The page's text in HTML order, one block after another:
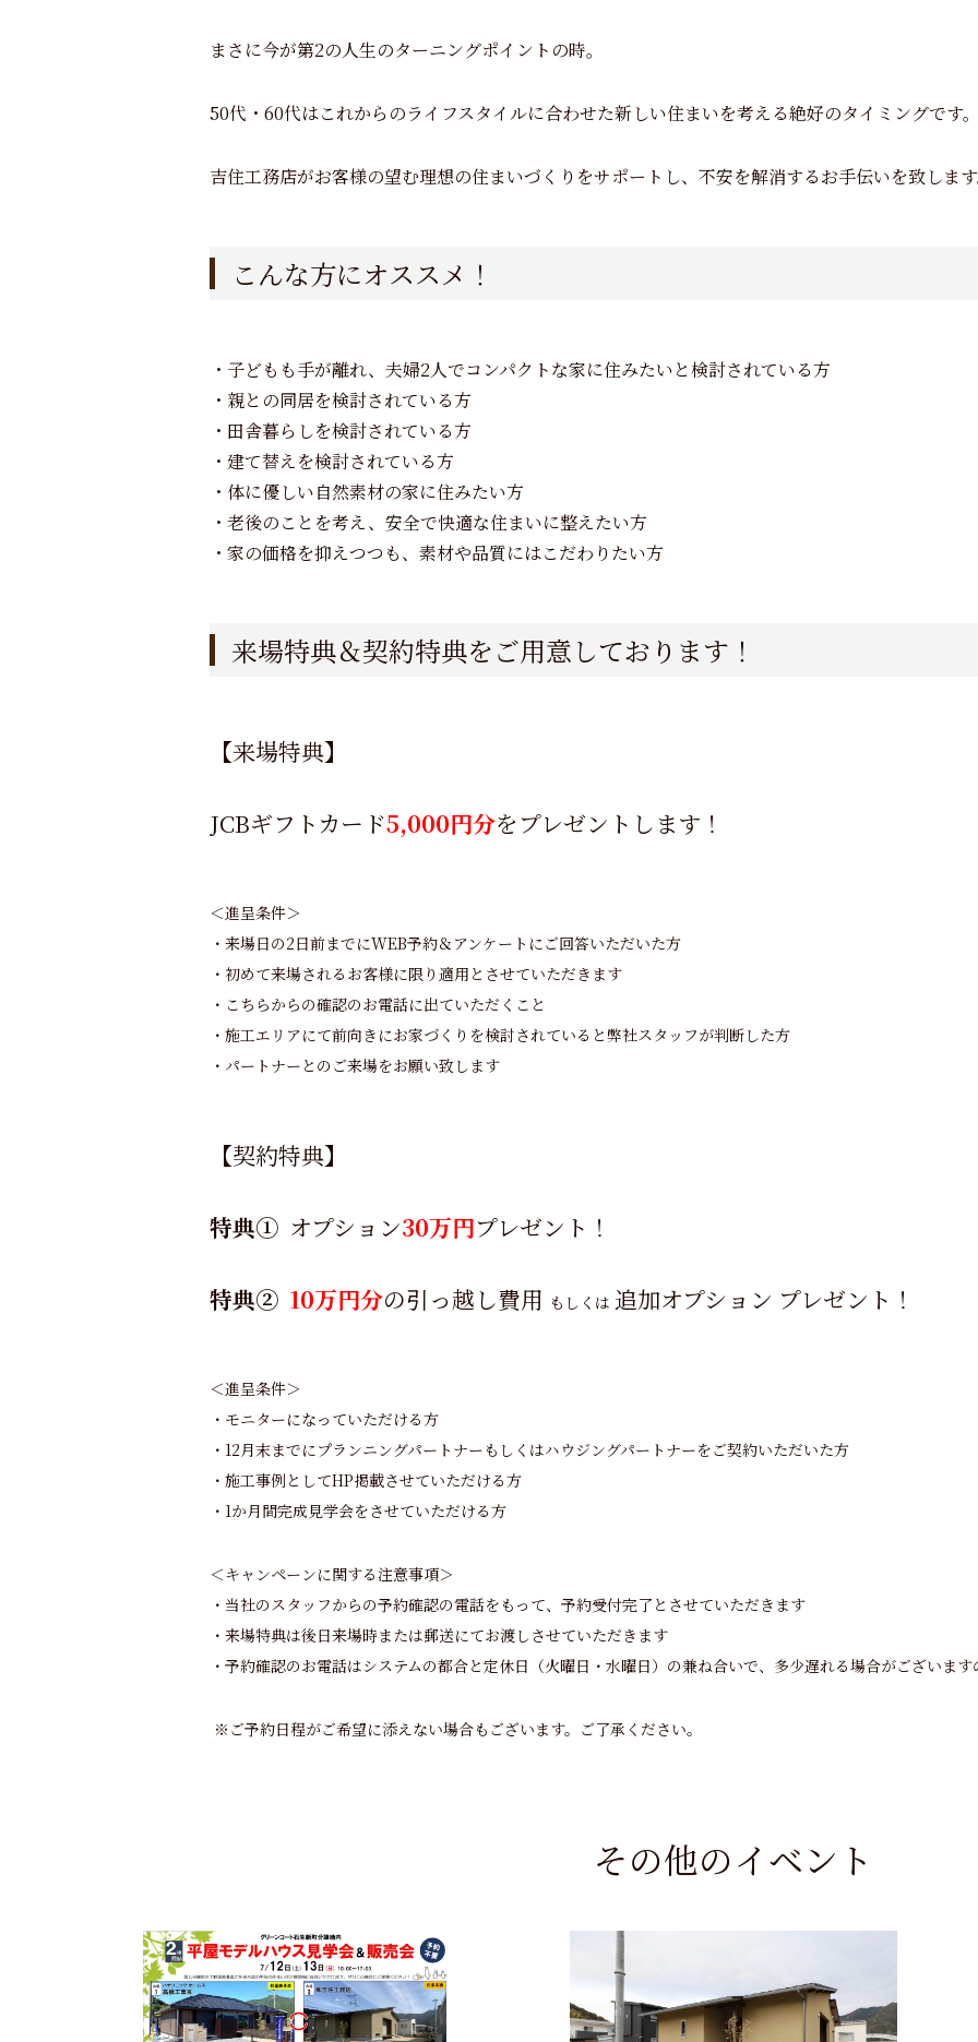
まさに今が第2の人生のターニングポイントの時。
50代・60代はこれからのライフスタイルに合わせた新しい住まいを考える絶好のタイミングです。
吉住工務店がお客様の望む理想の住まいづくりをサポートし、不安を解消するお手伝いを致します
こんな方にオススメ！
・子どもも手が離れ、夫婦2人でコンパクトな家に住みたいと検討されている方
・親との同居を検討されている方
・田舎暮らしを検討されている方
・建て替えを検討されている方
・体に優しい自然素材の家に住みたい方
・老後のことを考え、安全で快適な住まいに整えたい方
・家の価格を抑えつつも、素材や品質にはこだわりたい方
来場特典＆契約特典をご用意しております！
【来場特典】
JCBギフトカード5,000円分をプレゼントします！
＜進呈条件＞
・来場日の2日前までにWEB予約＆アンケートにご回答いただいた方
・初めて来場されるお客様に限り適用とさせていただきます
・こちらからの確認のお電話に出ていただくこと
・施工エリアにて前向きにお家づくりを検討されていると弊社スタッフが判断した方
・パートナーとのご来場をお願い致します
【契約特典】
特典① オプション30万円プレゼント！
特典② 10万円分の引っ越し費用 もしくは 追加オプション プレゼント！
＜進呈条件＞
・モニターになっていただける方
・12月末までにプランニングパートナーもしくはハウジングパートナーをご契約いただいた方
・施工事例としてHP掲載させていただける方
・1か月間完成見学会をさせていただける方
＜キャンペーンに関する注意事項＞
・当社のスタッフからの予約確認の電話をもって、予約受付完了とさせていただきます
・来場特典は後日来場時または郵送にてお渡しさせていただきます
・予約確認のお電話はシステムの都合と定休日（火曜日・水曜日）の兼ね合いで、多少遅れる場合がございま
※ ご予約日程がご希望に添えない場合もございます。ご了承ください。
その他のイベント